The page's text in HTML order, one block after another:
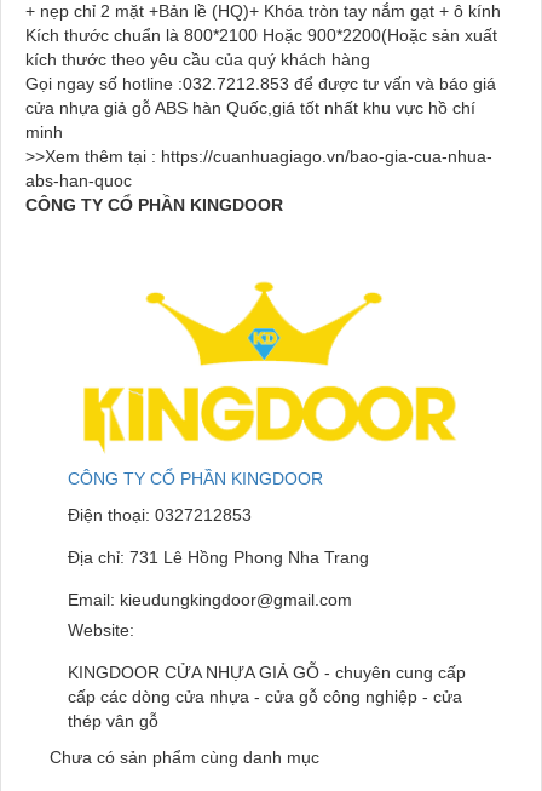
+ nẹp chỉ 2 mặt +Bản lề (HQ)+ Khóa tròn tay nắm gạt + ô kính
Kích thước chuẩn là 800*2100 Hoặc 900*2200(Hoặc sản xuất
kích thước theo yêu cầu của quý khách hàng
Gọi ngay số hotline :032.7212.853 để được tư vấn và báo giá
cửa nhựa giả gỗ ABS hàn Quốc,giá tốt nhất khu vực hồ chí
minh
>>Xem thêm tại : https://cuanhuagiago.vn/bao-gia-cua-nhua-
abs-han-quoc
CÔNG TY CỔ PHẦN KINGDOOR
CÔNG TY CỔ PHẦN KINGDOOR
Điện thoại: 0327212853
Địa chỉ: 731 Lê Hồng Phong Nha Trang
Email: kieudungkingdoor@gmail.com
Website:
KINGDOOR CỬA NHỰA GIẢ GỖ - chuyên cung cấp
cấp các dòng cửa nhựa - cửa gỗ công nghiệp - cửa
thép vân gỗ
Chưa có sản phẩm cùng danh mục